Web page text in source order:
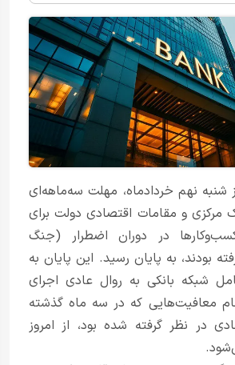
شنبه نهم خردادماه، مهلت سه‌ماهه‌ای
مرکزی و مقامات اقتصادی دولت برای
در دوران اضطرار (جنگ
بودند، به پایان رسید. این پایان به
شبکه بانکی به روال عادی اجرای
معافیت‌هایی که در سه ماه گذشته
در نظر گرفته شده بود، از امروز